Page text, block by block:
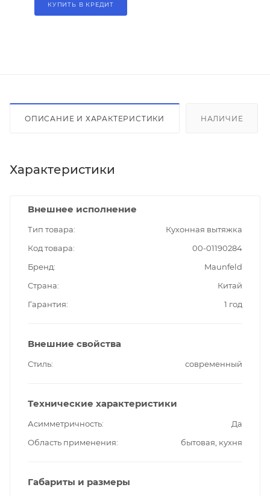
КУПИТЬ В КРЕДИТ
ОПИСАНИЕ И ХАРАКТЕРИСТИКИ НАЛИЧИЕ
Характеристики
Внешнее исполнение
Тип товара
Кухонная вытяжка
Код товара
00-01190284
Бренд
Maunfeld
Страна
Китай
Гарантия
1 год
Внешние свойства
Стиль современный
Технические характеристики
Асимметричность
Да
Область применения
бытовая, кухня
Габариты и размеры